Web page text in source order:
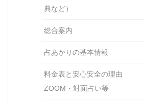
典など）
総合案内
占あかりの基本情報
料金表と安心安全の理
ZOOM・対面占い等